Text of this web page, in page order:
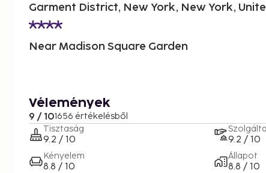
Garment District, New York, New York,
Near Madison Square Garden
Vélemények
9 / 101656 értékelésből
Tisztaság
9.2 / 10
Kényelem
8.8 / 10
9.2 / 10
Állapot
8.8 / 10